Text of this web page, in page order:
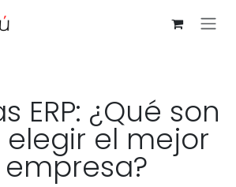
ERP: ¿Qué son
el mejor